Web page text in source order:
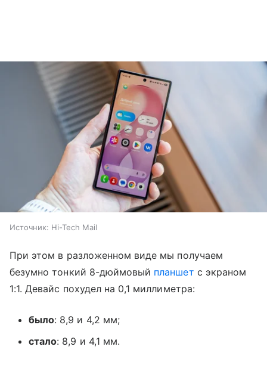
Источник: Hi-Tech Mail
При этом в разложенном виде мы получаем
безумно тонкий 8-дюймовый планшет с экраном
1:1. Девайс похудел на 0,1 миллиметра:
было: 8,9 и 4,2 мм;
стало: 8,9 и 4,1 мм.